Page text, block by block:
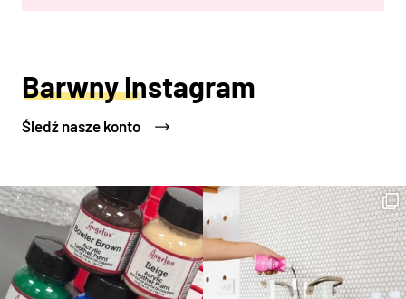
Barwny Instagram
Śledź nasze konto